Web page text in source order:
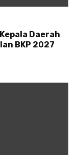
Daerah
BKP 2027